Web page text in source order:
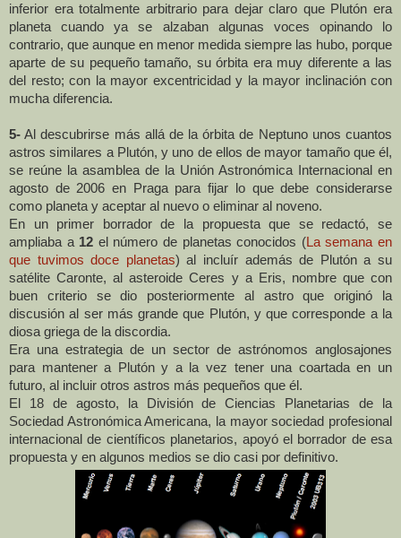
inferior era totalmente arbitrario para dejar claro que Plutón era
planeta cuando ya se alzaban algunas voces opinando lo
contrario, que aunque en menor medida siempre las hubo, porque
aparte de su pequeño tamaño, su órbita era muy diferente a las
del resto; con la mayor excentricidad y la mayor inclinación con
mucha diferencia.
5- Al descubrirse más allá de la órbita de Neptuno unos cuantos
astros similares a Plutón, y uno de ellos de mayor tamaño que él,
se reúne la asamblea de la Unión Astronómica Internacional en
agosto de 2006 en Praga para fijar lo que debe considerarse
como planeta y aceptar al nuevo o eliminar al noveno.
En un primer borrador de la propuesta que se redactó, se
ampliaba a 12 el número de planetas conocidos (La semana en
que tuvimos doce planetas)al incluír además de Plutón a su
satélite Caronte, al asteroide Ceres y a Eris, nombre que con
buen criterio se dio posteriormente al astro que originó la
discusión al ser más grande que Plutón, y que corresponde a la
diosa griega de la discordia.
Era una estrategia de un sector de astrónomos anglosajones
para mantener a Plutón y a la vez tener una coartada en un
futuro, al incluir otros astros más pequeños que él.
El 18 de agosto,
la Divisiónde Ciencias Planetarias de
la
Sociedad AstronómicaAmericana, la mayor sociedad profesional
internacional de científicos planetarios, apoyó el borrador de esa
propuesta y en algunos medios se dio casi por definitivo.